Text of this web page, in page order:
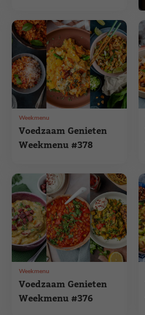
Voedzaam Genieten
Weekmenu #378
Weekmenu
Voedzaam Genieten
Weekmenu #376
Weekmenu